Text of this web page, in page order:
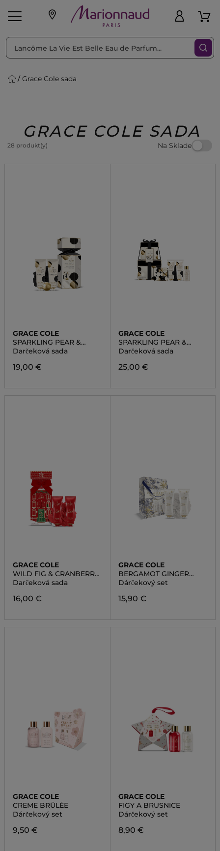
pleť Líčenie
Beauty
Grace Cole sada
GRACE COLE SADA
28 produkt(y) Na Sklade
Triediť podľa Filtrovať
GRACE COLE
SPARKLING PEAR &
NECTARINE BLOSSOM
DAZZLING SET
Darčeková sada
19,00 €
GRACE COLE
SPARKLING PEAR &
NECTARINE BLOSSOM
LAVISH SET
Darčeková sada
25,00 €
GRACE COLE
WILD FIG & CRANBERRY
NOURISHING
FAVOURITES SET
Darčeková sada
16,00 €
GRACE COLE
BERGAMOT GINGER
LEMONGRASS
Dárčekový set
15,90 €
GRACE COLE
CREME BRÛLÉE
Dárčekový set
9,50 €
GRACE COLE
FIGY A BRUSNICE
Dárčekový set
8,90 €